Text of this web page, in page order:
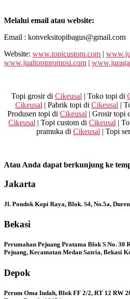
Melalui email atau website:
Email : konveksitopibagus@gmail.com
Website: www.topicustom.com |
www.jualtopipromosi.com |
Topi grosir di Cikeusal | Toko topi di
Cikeusal | Pabrik topi di Cikeusal |
Produsen topi di Cikeusal | Grosir topi
Cikeusal | Topi custom di Cikeusal |
pramuka di Cikeusal | Topi
Atau Anda dapat berkunjung ke
Jakarta
Jl. Pondok Kopi Raya, Blok. S4, No.5a,
Bekasi
Perumahan Pejuang Pratama Blok S No. 30
Pejuang, Kecamatan Medan Satria, Bekasi
Depok
Perum Oma Indah, Blok FF 2/2, RT 12 RW